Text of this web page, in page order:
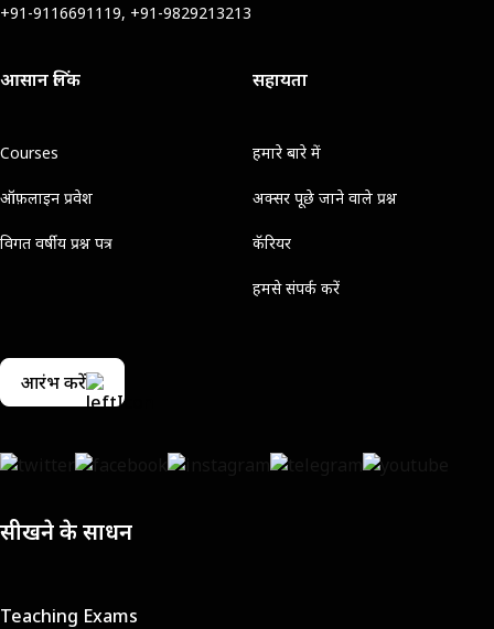
+91-9116691119, +91-9829213213
आसान लिंक
Courses
ऑफ़लाइन प्रवेश
विगत वर्षीय प्रश्न पत्र
सहायता
हमारे बारे में
अक्सर पूछे जाने वाले प्रश्न
कॅरियर
हमसे संपर्क करें
आरंभ करें
सीखने के साधन
Teaching Exams